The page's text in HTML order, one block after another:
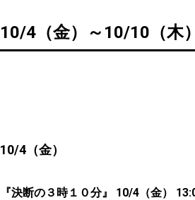
10/4（金）～10/10（木
10/4（金）
『決断の３時１０分』 10/4（金）